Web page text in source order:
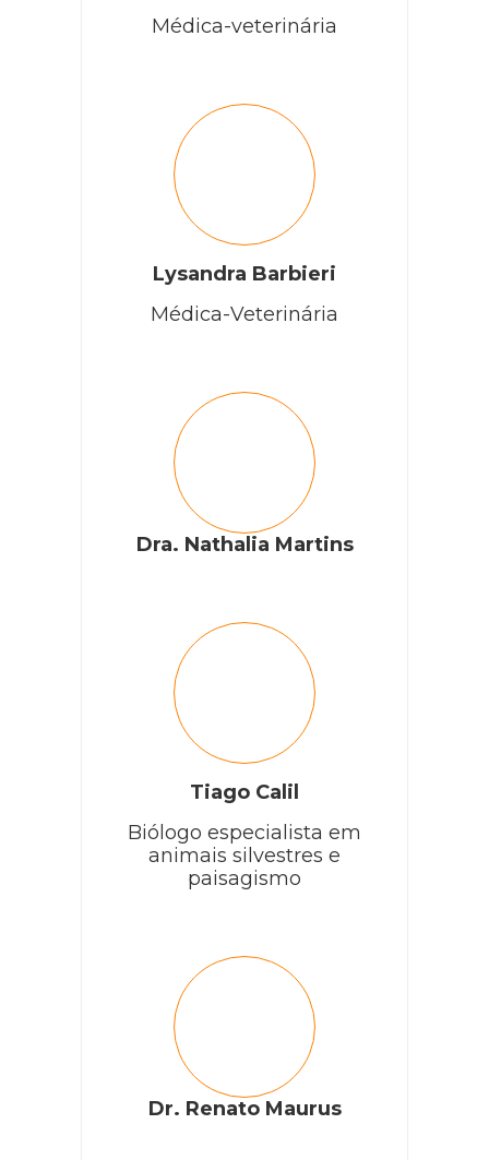
Médica-veterinária
Lysandra Barbieri
Médica-Veterinária
Dra. Nathalia Martins
Tiago Calil
Biólogo especialista em
animais silvestres e
paisagismo
Dr. Renato Maurus